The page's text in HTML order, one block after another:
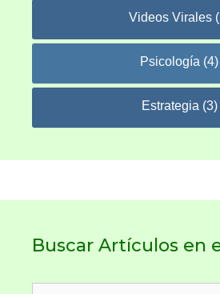
Videos Virales
Psicología (4)
Estrategia (3)
Buscar Artículos en